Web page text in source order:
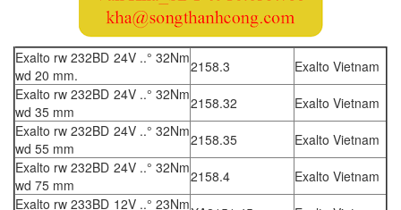
Exalto rw 232BD 24V ..° 32Nm
wd 20 mm.
2158.3
Exalto Vietnam
Exalto rw 232BD 24V ..° 32Nm
wd 35 mm
2158.32
Exalto Vietnam
Exalto rw 232BD 24V ..° 32Nm
wd 55 mm
2158.35
Exalto Vietnam
Exalto rw 232BD 24V ..° 32Nm
wd 75 mm
2158.4
Exalto Vietnam
Exalto rw 233BD 12V ..° 23Nm